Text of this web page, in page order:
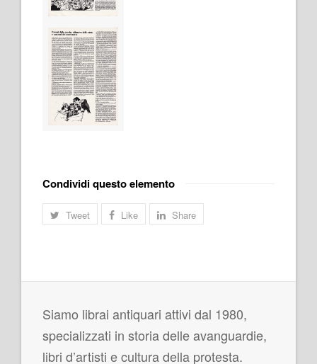
Condividi questo elemento
Tweet Like Share
Siamo librai antiquari attivi dal 1980,
specializzati in storia delle avanguardie,
libri d’artisti e cultura della protesta.